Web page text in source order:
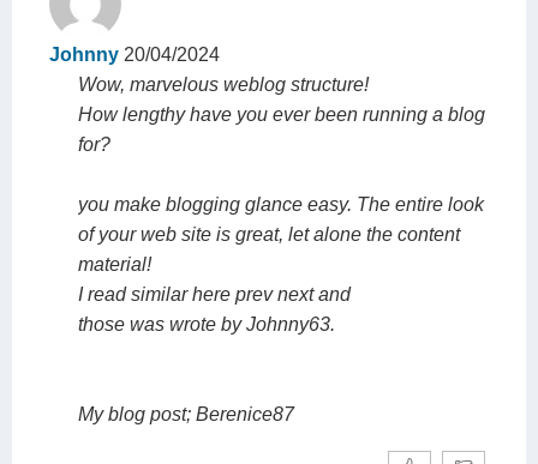
Johnny 20/04/2024
Wow, marvelous weblog structure!
How lengthy have you ever been running a blog
for?
you make blogging glance easy. The entire look
of your web site is great, let alone the content
material!
I read similar here prev next and
those was wrote by Johnny63.
My blog post; Berenice87